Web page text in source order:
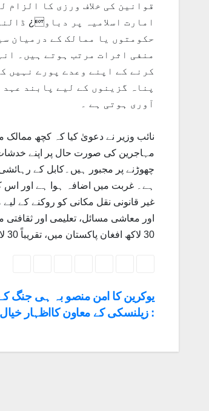
قوانین کی خلاف ورزی کا
امارت اسلامیہ پر دباو¿
حکومتوں یا ممالک کے درمیان
منفی اثرات مرتب ہوتے ہیں۔
کرنے کے اپنے وعدے پورے نہیں
پناہ گزینوں کے لیے پابند
آوری ہوتی ہے ۔
نائب وزیر نے دعویٰ کیا کہ کچھ ممالک
مہاجرین کی صورت حال پر اپنے
چھوڑنے پر مجبور ہیں۔کابل کے
ہے۔ غربت میں اضافہ ہوا ہے اور
غیر قانونی نقل مکانی کو روکنے کے
اور معاشی مسائل، تعلیمی اور
30 لاکھ افغان پاکستان میں، تقریباً 30 لاکھ ایران میں اور10لاکھ افغان دنیا کے دیگر ممالک میں مقیم ہیں۔
یوکرین کا امن منصو بہ ہی جنگ کے
: زیلنسکی کے معاون کااظہار خیال